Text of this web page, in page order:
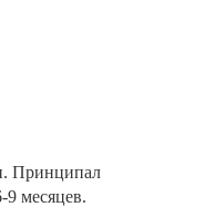
Принципал
9 месяцев.